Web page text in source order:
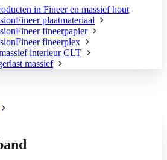
in Fineer en massief hout
plaatmateriaal
fineerpapier
fineerplex
interieur CLT
massief